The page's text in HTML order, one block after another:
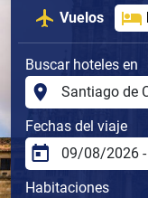
Vuelos
Buscar hoteles en
Fechas del viaje
Habitaciones